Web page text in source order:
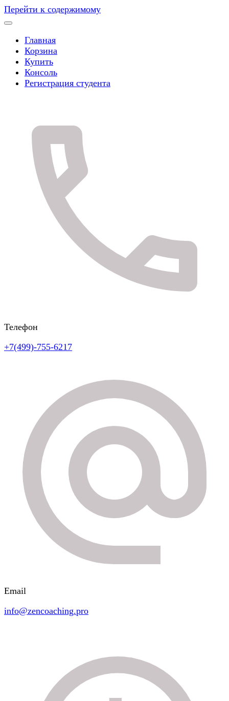
Перейти к содержимому
Главная
Корзина
Купить
Консоль
Регистрация студента
Телефон
+7(499)-755-6217
Email
info@zencoaching.pro